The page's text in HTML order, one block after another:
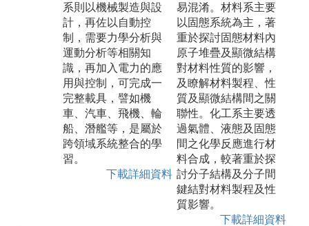
系則以機械製造與設
計，再佐以自動控
制，需要力學分析與
運動分析等相關知
識，再加入電力的應
用與控制，可完成一
完整載具，譬如機
車、汽車、飛機、輪
船、潛艦等，是屬於
跨領域系統整合的學
習。
下載詳細資料
易混淆。材料系主要
以固態系統為主，著
重於探討固態材料內
原子堆疊及顯微結構
對材料性質的影響，
及瞭解材料製程、性
質及顯微結構間之關
聯性。化工系主要透
過氣體、液態及固態
間之化學反應進行材
料合成，較著重於探
討分子結構及分子間
鍵結對材料製程及性
質影響。
下載詳細資料